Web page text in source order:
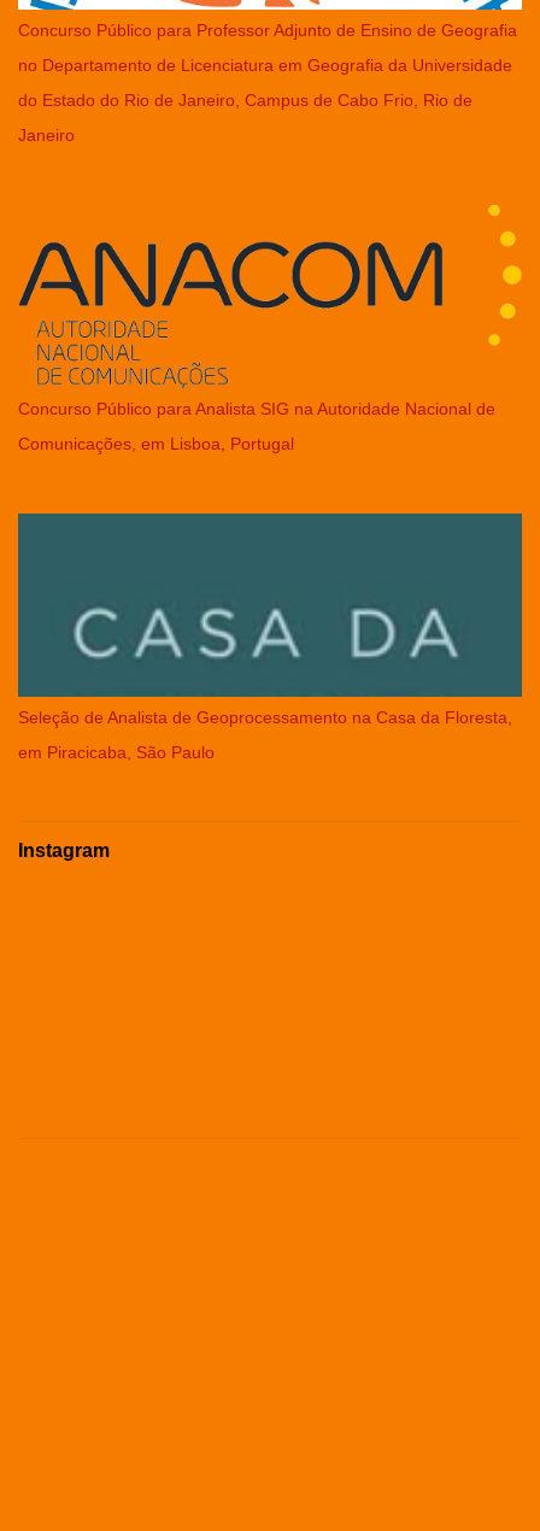
Concurso Público para Professor Adjunto de Ensino de Geografia
no Departamento de Licenciatura em Geografia da Universidade
do Estado do Rio de Janeiro, Campus de Cabo Frio, Rio de
Janeiro
Concurso Público para Analista SIG na Autoridade Nacional de
Comunicações, em Lisboa, Portugal
Seleção de Analista de Geoprocessamento na Casa da Floresta,
em Piracicaba, São Paulo
Instagram